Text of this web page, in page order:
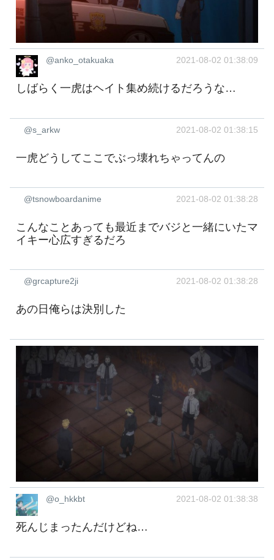
@anko_otakuaka 2021-08-02 01:38:09
しばらく一虎はヘイト集め続けるだろうな…
@s_arkw 2021-08-02 01:38:15
一虎どうしてここでぶっ壊れちゃってんの
@tsnowboardanime 2021-08-02 01:38:28
こんなことあっても最近までバジと一緒にいたマ
イキー心広すぎるだろ
@grcapture2ji 2021-08-02 01:38:28
あの日俺らは決別した
@o_hkkbt 2021-08-02 01:38:38
死んじまったんだけどね…